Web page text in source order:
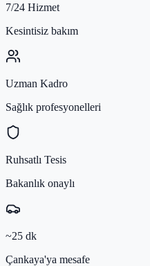
7/24 Hizmet
Kesintisiz bakım
Uzman Kadro
Sağlık profesyonelleri
Ruhsatlı Tesis
Bakanlık onaylı
~25 dk
Çankaya'ya mesafe